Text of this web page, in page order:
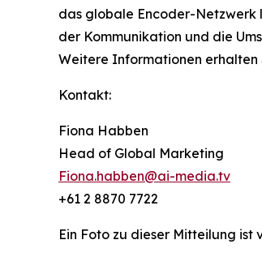
das globale Encoder-Netzwerk
der Kommunikation und die
Weitere Informationen erhalten
Kontakt:
Fiona Habben
Head of Global Marketing
Fiona.habben@ai-media.tv
+61 2 8870 7722
Ein Foto zu dieser Mitteilung ist